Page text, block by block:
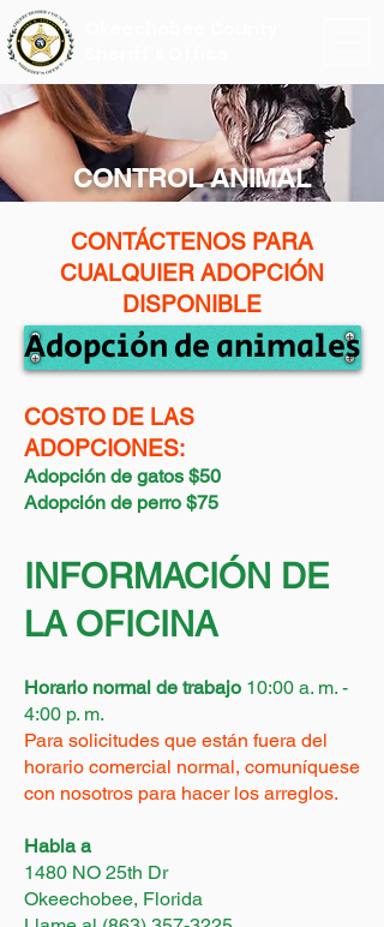
CONTROL ANIMAL
CONTÁCTENOS PARA
CUALQUIER ADOPCIÓN
DISPONIBLE
Adopción de animales
COSTO DE LAS
ADOPCIONES:
Adopción de gatos $50
Adopción de perro $75
INFORMACIÓN DE
LA OFICINA
Horario normal de trabajo 10:00 a. m. -
4:00 p. m.
Para solicitudes que están fuera del
horario comercial normal, comuníquese
con nosotros para hacer los arreglos.
Habla a
1480 NO 25th Dr
Okeechobee, Florida